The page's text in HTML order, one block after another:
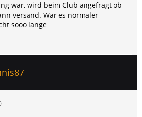
war, wird beim Club angefragt ob
versand. War es normaler
sooo lange